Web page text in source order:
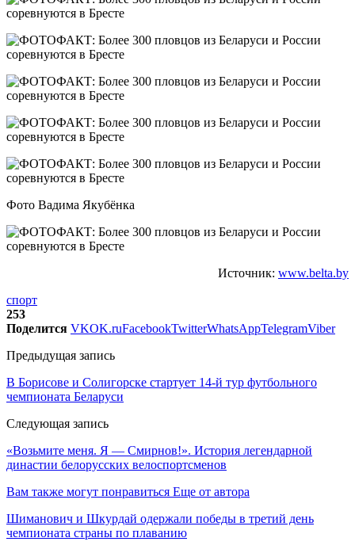
Фото Вадима Якубёнка
Источник: www.belta.by
спорт
253
Поделится VKOK.ruFacebookTwitterWhatsAppTelegramViber
Предыдущая запись
В Борисове и Солигорске стартует 14-й тур футбольного
чемпионата Беларуси
Следующая запись
«Возьмите меня. Я — Смирнов!». История легендарной
династии белорусских велоспортсменов
Вам также могут понравиться Еще от автора
Шиманович и Шкурдай одержали победы в третий день
чемпионата страны по плаванию